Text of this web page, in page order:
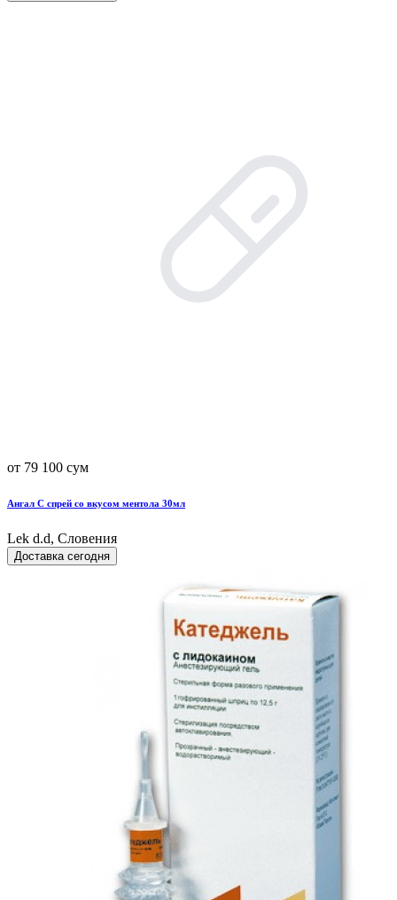
от 79 100 сум
Ангал С спрей со вкусом ментола 30мл
Lek d.d, Словения
Доставка сегодня